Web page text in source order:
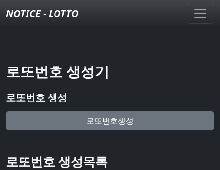
NOTICE - LOTTO
로또번호 생성기
로또번호 생성
로또번호생성
로또번호 생성목록